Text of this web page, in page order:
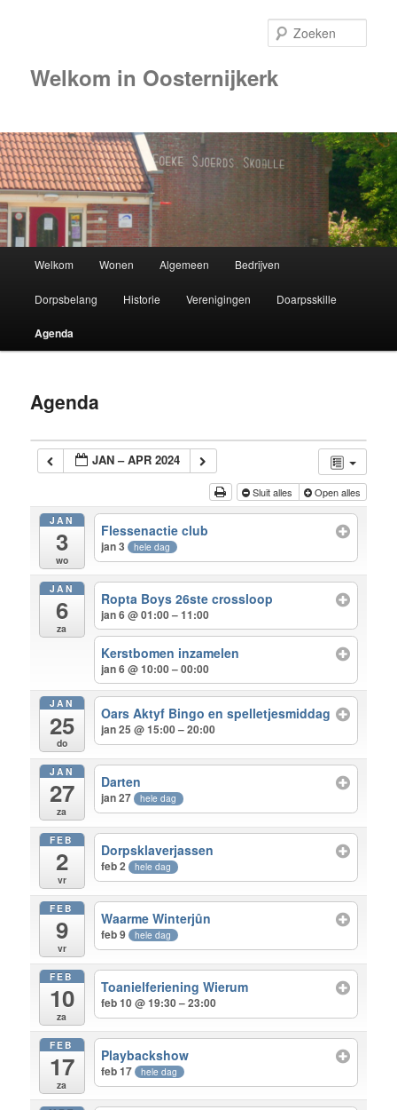
Welkom in Oosternijkerk
Spring
naar
de
inhoud
Welkom Wonen Algemeen Bedrijven
Dorpsbelang Historie Verenigingen Doarpsskille
Agenda
Agenda
JAN – APR 2024
Sluit alles Open alles
JAN
3
wo
Flessenactie club
jan 3 hele dag
JAN
6
za
Ropta Boys 26ste crossloop
jan 6 @ 01:00 – 11:00
Kerstbomen inzamelen
jan 6 @ 10:00 – 00:00
JAN
25
do
Oars Aktyf Bingo en spelletjesmiddag
jan 25 @ 15:00 – 20:00
JAN
27
za
Darten
jan 27 hele dag
FEB
2
vr
Dorpsklaverjassen
feb 2 hele dag
FEB
9
vr
Waarme Winterjûn
feb 9 hele dag
FEB
10
za
Toanielferiening Wierum
feb 10 @ 19:30 – 23:00
FEB
17
za
Playbackshow
feb 17 hele dag